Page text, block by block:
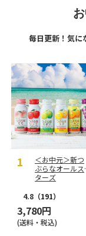
毎日更新！気に
＜お中元＞新つ
ぶらなオールス
ターズ
4.8 （191）
3,780円
(送料・税込)